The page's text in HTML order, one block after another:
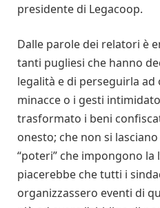
presidente di Legacoop.
Dalle parole dei relatori è
tanti pugliesi che hanno
legalità e di perseguirla
minacce o i gesti
trasformato i beni
onesto; che non si
“poteri” che impongono la
piacerebbe che tutti i
organizzassero eventi di